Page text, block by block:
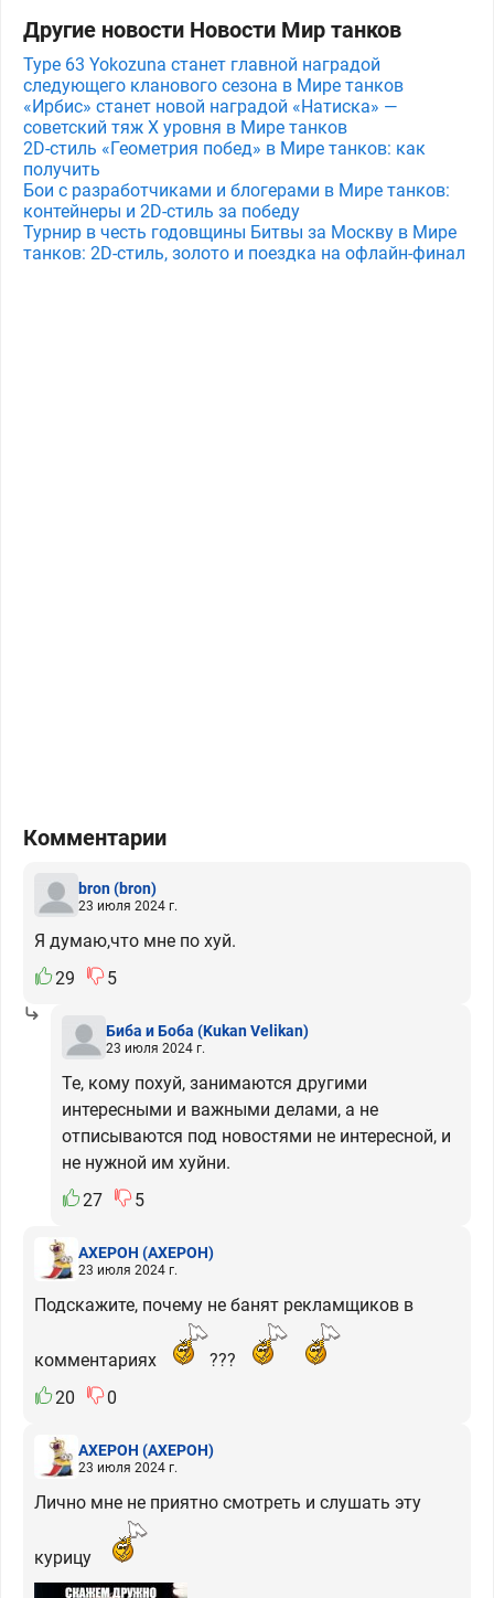
Другие новости Новости Мир танков
Type 63 Yokozuna станет главной наградой
следующего кланового сезона в Мире танков
«Ирбис» станет новой наградой «Натиска» —
советский тяж X уровня в Мире танков
2D-стиль «Геометрия побед» в Мире танков: как
получить
Бои с разработчиками и блогерами в Мире танков:
контейнеры и 2D-стиль за победу
Турнир в честь годовщины Битвы за Москву в Мире
танков: 2D-стиль, золото и поездка на офлайн-финал
Комментарии
bron(bron)
23 июля 2024 г.
Я думаю,что мне по хуй.
29
5
Биба и Боба (Kukan Velikan)
23 июля 2024 г.
Те, кому похуй, занимаются другими
интересными и важными делами, а не
отписываются под новостями не интересной, и
не нужной им хуйни.
27
5
АХЕРОН (АХЕРОН)
23 июля 2024 г.
Подскажите, почему не банят рекламщиков в
комментариях
???
20
0
АХЕРОН (АХЕРОН)
23 июля 2024 г.
Лично мне не приятно смотреть и слушать эту
курицу